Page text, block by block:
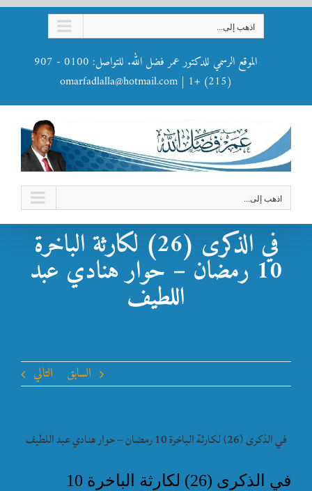
اذهب إلى...
الموقع الرسمي للدكتور عمر فضل الله. للتواصل: 0100 - 907
(215) +1
|
omarfadlalla@hotmail.com
اذهب إلى...
في الذكرى (26) لكارثة الباخرة
10 رمضان – حوار هنادي عبد
اللطيف
السابق التالي
في الذكرى (26) لكارثة الباخرة 10 رمضان – حوار هنادي عبد اللطيف
في الذكرى (26) لكارثة الباخرة 10